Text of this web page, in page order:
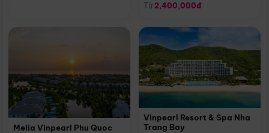
Từ 2,400,000đ
Melia Vinpearl Phu Quoc
Vinpearl Resort & Spa Nha
Trang Bay